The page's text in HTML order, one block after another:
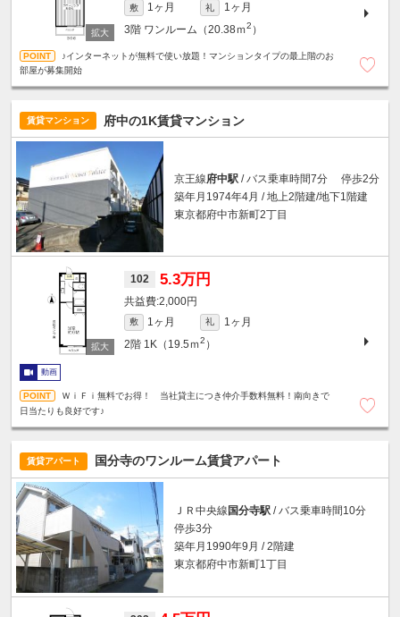
敷 1ヶ月 礼
1ヶ月
3階 ワンルーム（20.38ｍ2 ）
♪インターネットが無料で使い放題！マンションタイプの最上階のお
部屋が募集開始
賃貸マンション 府中の1K賃貸マンション
京王線府中駅 / バス乗車時間7分 停歩2分
築年月1974年4月 / 地上2階建/地下1階建
東京都府中市新町2丁目
102 5.3万円
2,000円
敷 1ヶ月 礼
1ヶ月
2階 1K（19.5ｍ2 ）
動画
ＷｉＦｉ無料でお得！ 当社貸主につき仲介手数料無料！南向きで
日当たりも良好です♪
賃貸アパート 国分寺のワンルーム賃貸アパート
ＪＲ中央線 国分寺駅 / バス乗車時間10分
停歩3分
築年月1990年9月 / 2階建
東京都府中市新町1丁目